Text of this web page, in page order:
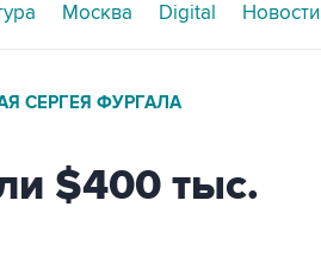
Москва Digital Новости
СЕРГЕЯ ФУРГАЛА
$400 тыс.